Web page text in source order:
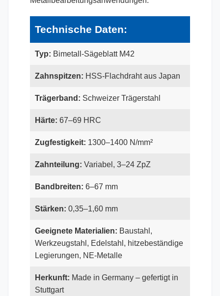
Technische Daten:
Typ: Bimetall-Sägeblatt M42
Zahnspitzen: HSS-Flachdraht aus Japan
Trägerband: Schweizer Trägerstahl
Härte: 67–69 HRC
Zugfestigkeit: 1300–1400 N/mm²
Zahnteilung: Variabel, 3–24 ZpZ
Bandbreiten: 6–67 mm
Stärken: 0,35–1,60 mm
Geeignete Materialien: Baustahl,
Werkzeugstahl, Edelstahl, hitzebeständige
Legierungen, NE-Metalle
Herkunft: Made in Germany – gefertigt in
Stuttgart